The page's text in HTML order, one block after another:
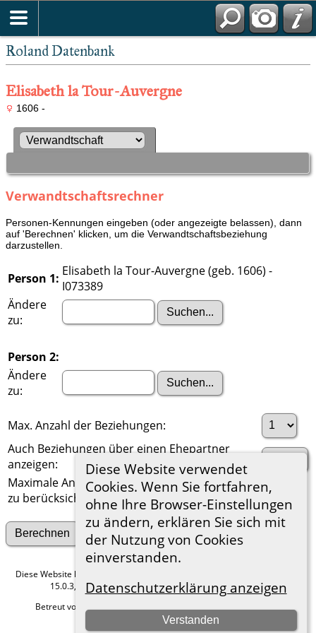
Roland Datenbank
Diese Website verwendet
Cookies. Wenn Sie fortfahren,
ohne Ihre Browser-Einstellungen
zu ändern, erklären Sie sich mit
der Nutzung von Cookies
einverstanden.
Datenschutzerklärung anzeigen
Verstanden
Elisabeth la Tour-Auvergne
1606 -
Verwandtschaftsrechner
Personen-Kennungen eingeben (oder angezeigte belassen), dann
auf 'Berechnen' klicken, um die Verwandtschaftsbeziehung
darzustellen.
Person 1: Elisabeth la Tour-Auvergne (geb. 1606) -
I073389
Ändere
zu:
Person 2:
Ändere
zu:
Max. Anzahl der Beziehungen:
Auch Beziehungen über einen Ehepartner
anzeigen:
Maximale Anzahl der
zu berücksichtigenden Generationen:
Suche nach anderen Verbindungen
Diese Website läuft mit
15.0.3, programmiert von Darrin Lythgoe © 2001-2026.
Betreut von
Hier geht es zum Impressum